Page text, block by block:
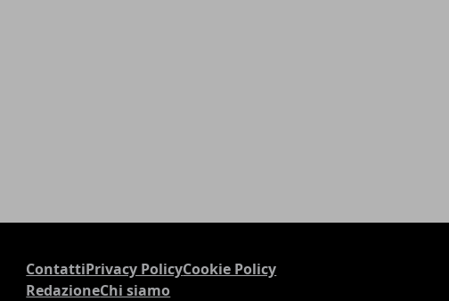
ContattiPrivacy PolicyCookie Policy
RedazioneChi siamo